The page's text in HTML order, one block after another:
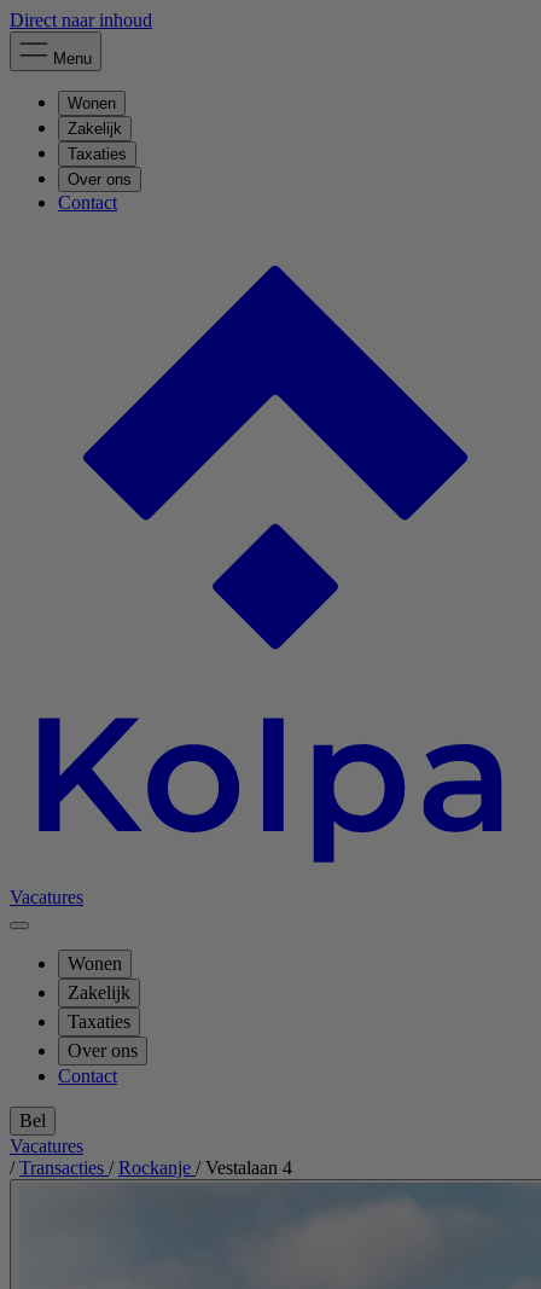
Direct naar inhoud
Menu
Wonen
Zakelijk
Taxaties
Over ons
Contact
Vacatures
Wonen
Zakelijk
Taxaties
Over ons
Contact
Bel
Vacatures
/ Transacties / Rockanje / Vestalaan 4